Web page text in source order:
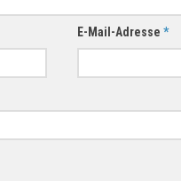
E-Mail-Adresse*